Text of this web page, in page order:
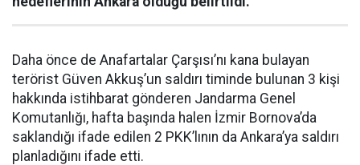
Daha önce de Anafartalar Çarşısı’nı kana bulayan
terörist Güven Akkuş’un saldırı timinde bulunan 3 kişi
hakkında istihbarat gönderen Jandarma Genel
Komutanlığı, hafta başında halen İzmir Bornova’da
saklandığı ifade edilen 2 PKK’lının da Ankara’ya saldırı
planladığını ifade etti.